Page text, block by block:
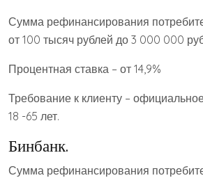
Сумма рефинансирования
от 100 тысяч рублей до 3 000 000
Процентная ставка – от 14,9%
Требование к клиенту –
18 -65 лет.
Бинбанк.
Сумма рефинансирования